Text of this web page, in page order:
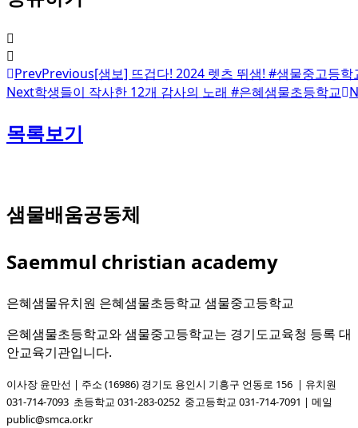
PrevPrevious[샘보] 뜨겁다! 2024 렛츠 뛰샘! #샘물중고등학
Next학생들이 작사한 12개 감사의 노래 #은혜샘물초등학교
목록보기
샘물배움공동체
Saemmul christian academy
은혜샘물유치원 은혜샘물초등학교 샘물중고등학교
은혜샘물초등학교와 샘물중고등학교는 경기도교육청 등록 대
안교육기관입니다.
이사장 윤만선 | 주소 (16986) 경기도 용인시 기흥구 언동로 156 | 유치원
031-714-7093 초등학교 031-283-0252 중고등학교 031-714-7091 | 메일
public@smca.or.kr